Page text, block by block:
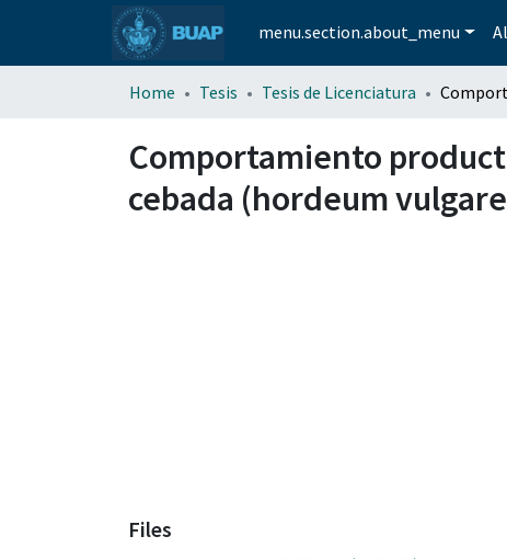
menu.section.about_menu
Home Tesis Tesis de Licenciatura
Comportamiento
cebada (hordeum
Files